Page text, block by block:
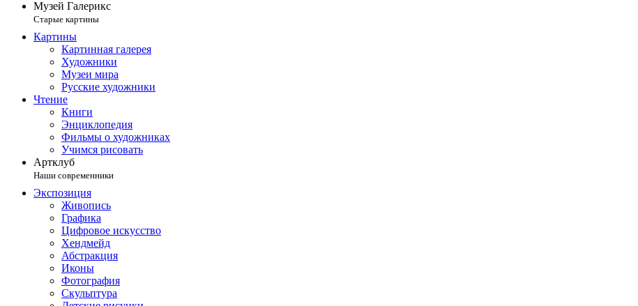
Музей Галерикс
Старые картины
Картины
Картинная галерея
Художники
Музеи мира
Русские художники
Чтение
Книги
Энциклопедия
Фильмы о художниках
Учимся рисовать
Артклуб
Наши современники
Экспозиция
Живопись
Графика
Цифровое искусство
Хендмейд
Абстракция
Иконы
Фотография
Скульптура